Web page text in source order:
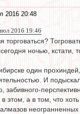
2016 20:48
2016 19:46
торговаться?
ночью, кстати,
один
И
забивного-
в этом, а в том, что